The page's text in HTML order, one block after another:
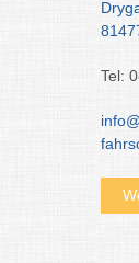
Tel: